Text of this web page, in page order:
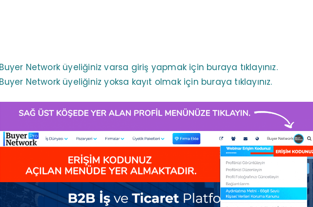
Buyer Network üyeliğiniz varsa giriş yapmak için buraya tıklayınız.
Buyer Network üyeliğiniz yoksa kayıt olmak için buraya tıklayınız.